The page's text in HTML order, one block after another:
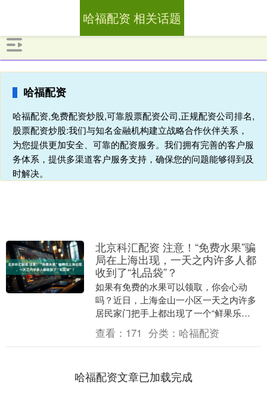
哈福配资
哈福配资,免费配资炒股,可靠股票配资公司,正规配资公司排名,
股票配资炒股:我们与知名金融机构建立战略合作伙伴关系，
为您提供更加安全、可靠的配资服务。我们拥有完善的客户服
务体系，提供多渠道客户服务支持，确保您的问题能够得到及
时解决。
哈福配资 相关话题
北京科汇配资 注意！“免费水果”骗
局在上海出现，一天之内许多人都
收到了“礼品袋”？
如果有免费的水果可以领取，你会心动
吗？近日，上海金山一小区一天之内许多
居民家门把手上都出现了一个“鲜果乐
园”的礼品袋，袋内宣传单显示，扫描二维
码即可领取免费水果....
查看： 171 分类： 哈福配资
哈福配资文章已加载完成